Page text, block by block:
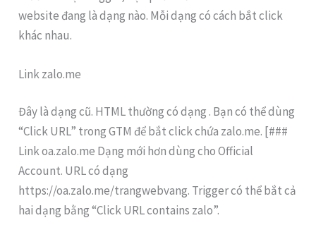
website đang là dạng nào. Mỗi dạng có cách bắt click
khác nhau.
Link zalo.me
Đây là dạng cũ. HTML thường có dạng . Bạn có thể dùng
“Click URL” trong GTM để bắt click chứa zalo.me. [###
Link oa.zalo.me Dạng mới hơn dùng cho Official
Account. URL có dạng
https://oa.zalo.me/trangwebvang. Trigger có thể bắt cả
hai dạng bằng “Click URL contains zalo”.